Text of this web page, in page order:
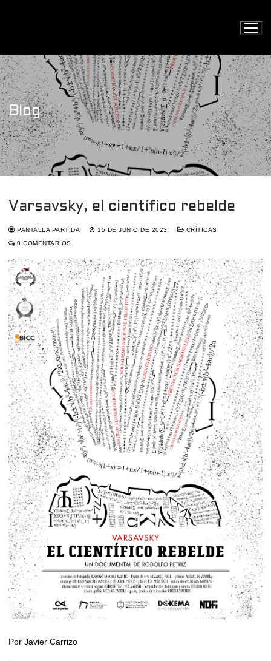
Blog
Varsavsky, el científico rebelde
PANTALLA PARTIDA 15 DE JUNIO DE 2023
CRÍTICAS
0 COMENTARIOS
Por Javier Carrizo